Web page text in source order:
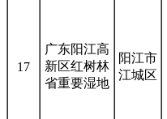
17
广东阳江高
新区红树林
省重要湿地
阳江市
江城区